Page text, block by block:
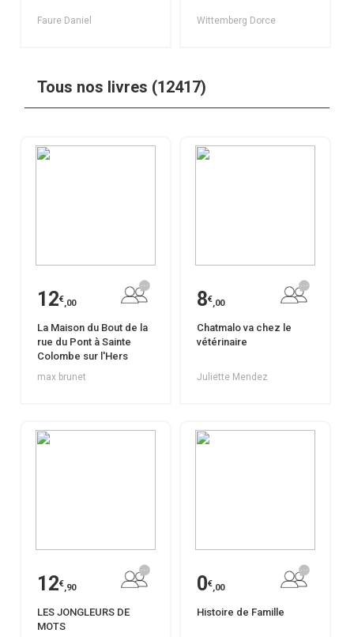
Faure Daniel Wittemberg Dorce
Tous nos livres (12417)
12€,00
La Maison du Bout de la
rue du Pont à Sainte
Colombe sur l'Hers
max brunet
8€,00
Chatmalo va chez le
vétérinaire
Juliette Mendez
12€,90
LES JONGLEURS DE
MOTS
0€,00
Histoire de Famille